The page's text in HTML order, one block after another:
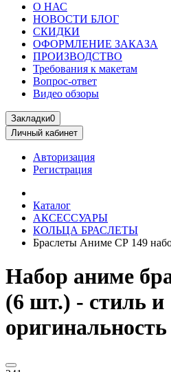
О НАС
НОВОСТИ БЛОГ
СКИДКИ
ОФОРМЛЕНИЕ ЗАКАЗА
ПРОИЗВОДСТВО
Требования к макетам
Вопрос-ответ
Видео обзоры
Закладки0
Личный кабинет
Авторизация
Регистрация
Каталог
АКСЕССУАРЫ
КОЛЬЦА БРАСЛЕТЫ
Браслеты Аниме СР 149
Набор аниме
(6 шт.) - стиль и